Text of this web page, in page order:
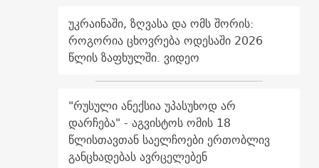
უკრაინაში, ზღვასა და ომს შორის:
როგორია ცხოვრება ოდესაში 2026
წლის ზაფხულში. ვიდეო
"რუსული ანექსია უპასუხოდ არ
დარჩება" - აგვისტოს ომის 18
წლისთავთან საელჩოები ერთობლივ
განცხადებას ავრცელებენ